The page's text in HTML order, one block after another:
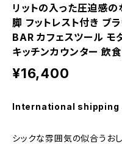
リットの入った圧迫感
脚 フットレスト付き ブ
BAR カフェスツール モ
キッチンカウンター 飲
¥16,400
International shipping
シックな雰囲気の似合うお